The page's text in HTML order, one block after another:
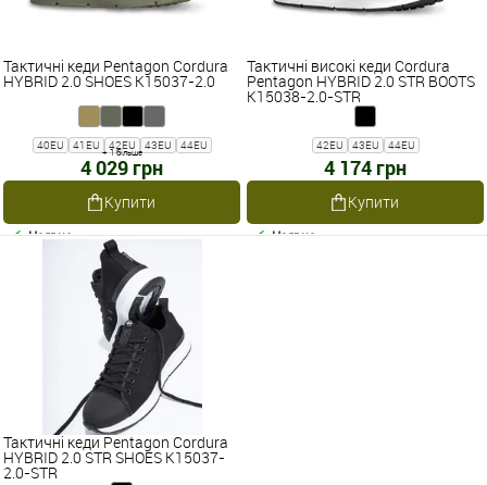
Тактичні кеди Pentagon Cordura
HYBRID 2.0 SHOES K15037-2.0
40EU 41EU 42EU 43EU 44EU
+ 1 більше
4 029 грн
Купити
Наявне
Тактичні високі кеди Cordura
Pentagon HYBRID 2.0 STR BOOTS
K15038-2.0-STR
42EU 43EU 44EU
4 174 грн
Купити
Наявне
Тактичні кеди Pentagon Cordura
HYBRID 2.0 STR SHOES K15037-
2.0-STR